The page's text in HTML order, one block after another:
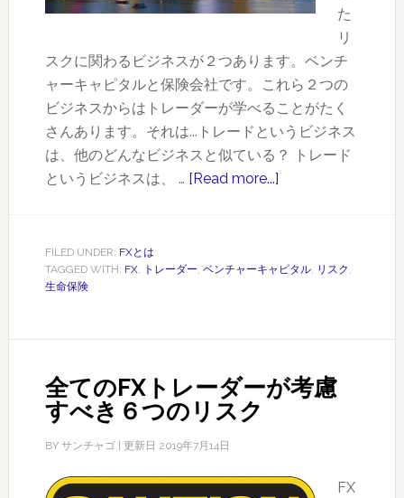
た
リ
スクに関わるビジネスが２つあります。ベンチ
ャーキャピタルと保険会社です。これら２つの
ビジネスからはトレーダーが学べることがたく
さんあります。それは...トレードというビジネス
は、他のどんなビジネスと似ている？ トレード
というビジネスは、 … [Read more...]
ー
と
く
ス
FILED UNDER: FXとは
TAGGED WITH: FX, トレーダー, ベンチャーキャピタル, リスク ,
生命保険
全てのFXトレーダーが考慮
すべき６つのリスク
BY サンチャゴ| 更新日 2019年7月14日
FX